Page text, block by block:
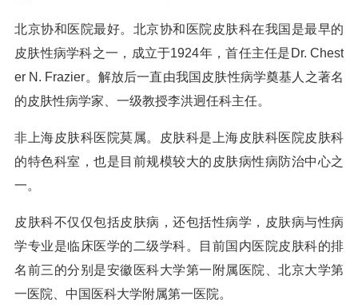
北京协和医院最好。北京协和医院皮肤科在我国是最早的
皮肤性病学科之一，成立于1924年，首任主任是Dr. Chest
er N. Frazier。解放后一直由我国皮肤性病学奠基人之著名
的皮肤性病学家、一级教授李洪迥任科主任。
非上海皮肤科医院莫属。皮肤科是上海皮肤科医院皮肤科
的特色科室，也是目前规模较大的皮肤病性病防治中心之
一。
皮肤科不仅仅包括皮肤病，还包括性病学，皮肤病与性病
学专业是临床医学的二级学科。目前国内医院皮肤科的排
名前三的分别是安徽医科大学第一附属医院、北京大学第
一医院、中国医科大学附属第一医院。